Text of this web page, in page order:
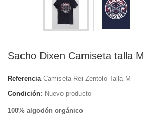
Sacho Dixen Camiseta talla M
Referencia Camiseta Rei Zentolo Talla M
Condición: Nuevo producto
100% algodón orgánico